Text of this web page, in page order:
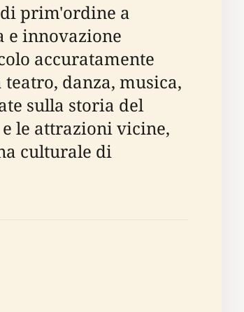
prim'ordine a
e innovazione
accuratamente
danza, musica,
sulla storia del
le attrazioni vicine,
culturale di